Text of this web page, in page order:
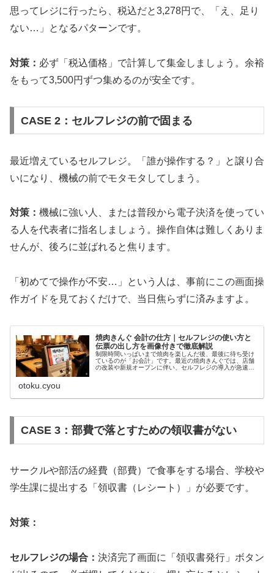
思ってレジに行ったら、税込だと3,278円で、「え、足り
ない…」となるパターンです。
対策： 必ず「税込価格」で計算して集金しましょう。余裕
をもって3,500円ずつ集めるのが安全です。
CASE 2：セルフレジの前で固まる
最近増えているセルフレジ。「誰が操作する？」と譲り合
いになり、機械の前でモタモタしてしまう。
対策： 機械に強い人、または普段から電子決済を使ってい
る人を代表者に指名しましょう。操作自体は難しくありま
せんが、後ろに並ばれると焦ります。
「初めてで操作が不安…」という人は、事前にこの画面操
作ガイドを見ておくだけで、当日焦らずに済みますよ。
焼肉きんぐ 会計の仕方｜セルフレジの使い方と
伝票の出し方を画像付きで徹底解説
制限時間いっぱいまで焼肉を楽しんだ後、最後に待ち受け
ているのが「お会計」です。最近の焼肉きんぐでは、店舗
の改装や新規オープンに伴い、セルフレジの導入が急速に
otoku.cyou
CASE 3：部費で落とすための領収書がない
サークルや部活の経費（部費）で食事をする場合、学校や
学生課に提出する「領収書（レシート）」が必要です。
対策：
セルフレジの場合： 決済完了画面に「領収書発行」ボタン